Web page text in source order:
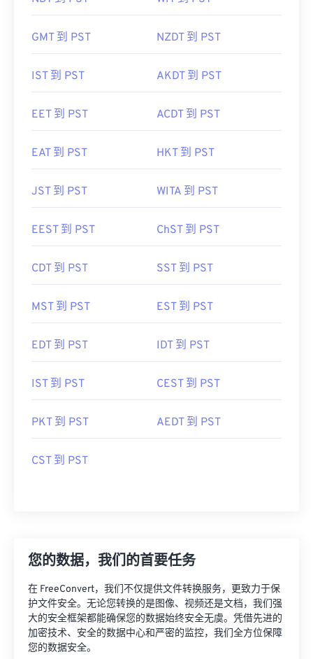
GMT 到 PST NZDT 到 PST
IST 到 PST AKDT 到 PST
EET 到 PST ACDT 到 PST
EAT 到 PST HKT 到 PST
JST 到 PST WITA 到 PST
EEST 到 PST ChST 到 PST
CDT 到 PST SST 到 PST
MST 到 PST EST 到 PST
EDT 到 PST IDT 到 PST
IST 到 PST CEST 到 PST
PKT 到 PST AEDT 到 PST
CST 到 PST
您的数据，我们的首要任务
在 FreeConvert，我们不仅提供文件转换服务，更致力于保
护文件安全。无论您转换的是图像、视频还是文档，我们强
大的安全框架都能确保您的数据始终安全无虞。凭借先进的
加密技术、安全的数据中心和严密的监控，我们全方位保障
您的数据安全。